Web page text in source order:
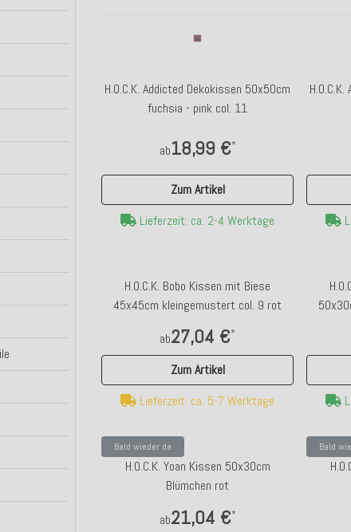
H.O.C.K. Addicted Dekokissen 50x50cm
fuchsia - pink col. 11
ab18,99 €*
Zum Artikel
Lieferzeit: ca. 2-4 Werktage
H.O.C.K. Bobo Kissen mit Biese
45x45cm kleingemustert col. 9 rot
ab27,04 €*
Zum Artikel
Lieferzeit: ca. 5-7 Werktage
Bald wieder da
H.O.C.K. Yoan Kissen 50x30cm
Blümchen rot
ab21,04 €*
Bald